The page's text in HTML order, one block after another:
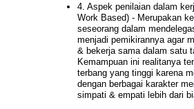
4. Aspek penilaian dalam
Work Based) - Merupakan
seseorang dalam
menjadi pemikirannya agar
& bekerja sama dalam satu
Kemampuan ini realitanya
terbang yang tinggi karena
dengan berbagai karakter
simpati & empati lebih dari